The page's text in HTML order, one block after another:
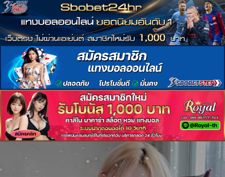
content